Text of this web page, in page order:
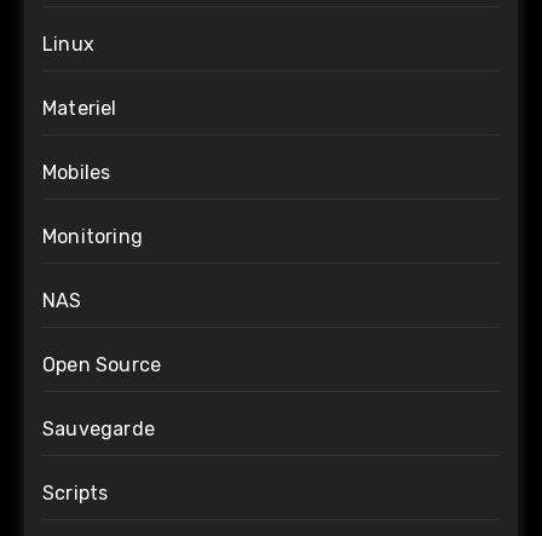
Linux
Materiel
Mobiles
Monitoring
NAS
Open Source
Sauvegarde
Scripts